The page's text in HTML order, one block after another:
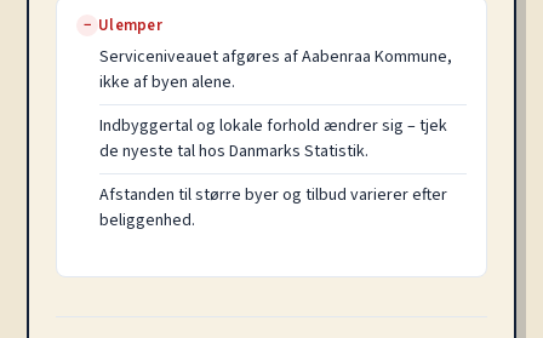
− Ulemper
Serviceniveauet afgøres af Aabenraa Kommune,
ikke af byen alene.
Indbyggertal og lokale forhold ændrer sig – tjek
de nyeste tal hos Danmarks Statistik.
Afstanden til større byer og tilbud varierer efter
beliggenhed.